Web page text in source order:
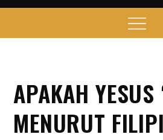
Menu
APAKAH YESUS
MENURUT